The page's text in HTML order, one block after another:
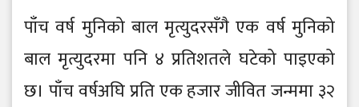
पाँच वर्ष मुनिको बाल मृत्युदरसँगै एक वर्ष मुनिको
बाल मृत्युदरमा पनि ४ प्रतिशतले घटेको पाइएको
छ। पाँच वर्षअघि प्रति एक हजार जीवित जन्ममा ३२